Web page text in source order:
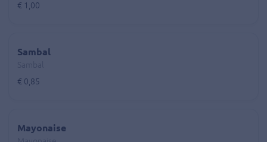
€ 1,00
Sambal
€ 0,85
Mayonaise